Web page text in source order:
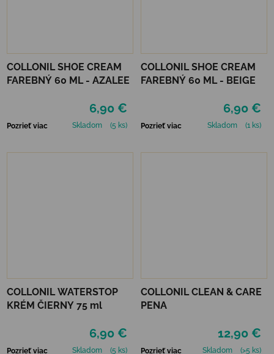
COLLONIL SHOE CREAM
FAREBNÝ 60 ML - AZALEE
6,90 €
Pozrieť viac Skladom (5 ks)
COLLONIL SHOE CREAM
FAREBNÝ 60 ML - BEIGE
6,90 €
Pozrieť viac Skladom (1 ks)
COLLONIL WATERSTOP
KRÉM ČIERNY 75 ml
6,90 €
Pozrieť viac Skladom (5 ks)
COLLONIL CLEAN & CARE
PENA
12,90 €
Pozrieť viac Skladom (>5 ks)